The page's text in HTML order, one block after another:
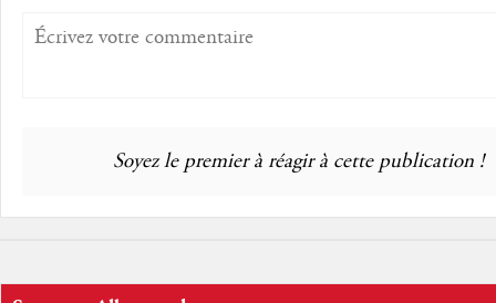
Soyez le premier à réagir à cette publication !